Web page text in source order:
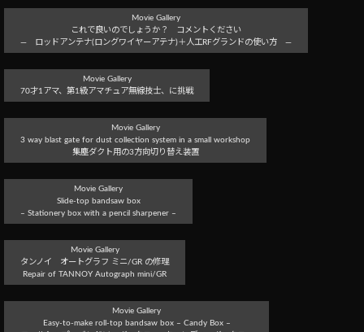
Movie Gallery
これで良いのでしょうか？ コメントください
― ロッドアンテナ(ロングワイヤーアテナ)＋人工RFグランドの使い方 ―
Movie Gallery
70才1アマ、第1級アマチュア無線技士、に挑戦
Movie Gallery
3 way blast gate for dust collection system in a small workshop
集塵ダクト用の3方向切り替え装置
Movie Gallery
Slide-top bandsaw box
– Stationery box with a pencil sharpener –
Movie Gallery
タンノイ オートグラフ ミニ/GR の修理
Repair of TANNOY Autograph mini/GR
Movie Gallery
Easy-to-make roll-top bandsaw box – Candy Box –